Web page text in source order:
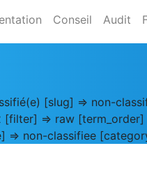
Conseil Audit
[slug] => non-
=> raw
=> non-classifiee